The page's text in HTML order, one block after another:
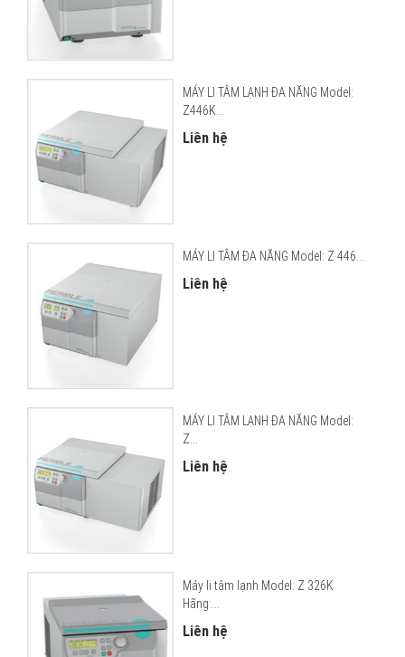
MÁY LI TÂM LẠNH ĐA NĂNG Model:
Z446K...
Liên hệ
MÁY LI TÂM ĐA NĂNG Model: Z 446...
Liên hệ
MÁY LI TÂM LẠNH ĐA NĂNG Model:
Z...
Liên hệ
Máy li tâm lạnh Model: Z 326K
Hãng:...
Liên hệ